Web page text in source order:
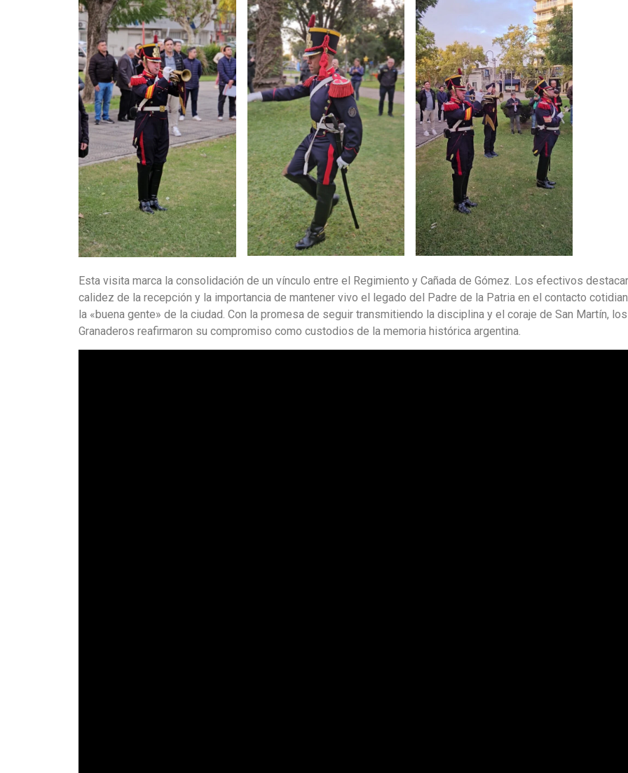
Esta visita marca la consolidación de un vínculo entre el Regimiento y Cañada de Gómez. Los efectivos
calidez de la recepción y la importancia de mantener vivo el legado del Padre de la Patria en el contacto
la «buena gente» de la ciudad. Con la promesa de seguir transmitiendo la disciplina y el coraje de San Martín, los
Granaderos reafirmaron su compromiso como custodios de la memoria histórica argentina.